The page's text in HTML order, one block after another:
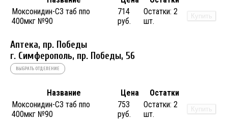
Моксонидин-СЗ таб ппо
400мкг №90
714
руб.
Остатки: 2
шт.
Купить
Аптека, пр. Победы
г. Симферополь, пр. Победы, 56
ВЫБРАТЬ ОТДЕЛЕНИЕ
Название Цена
Остатки
Моксонидин-СЗ таб ппо
400мкг №90
753
руб.
Остатки: 2
шт.
Купить